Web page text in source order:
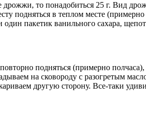
дрожжи, то понадобиться 25 г. Вид
подняться в теплом месте
пакетик ванильного сахара,
подняться (примерно полчаса),
на сковороду с разогретым
другую сторону. Все-таки